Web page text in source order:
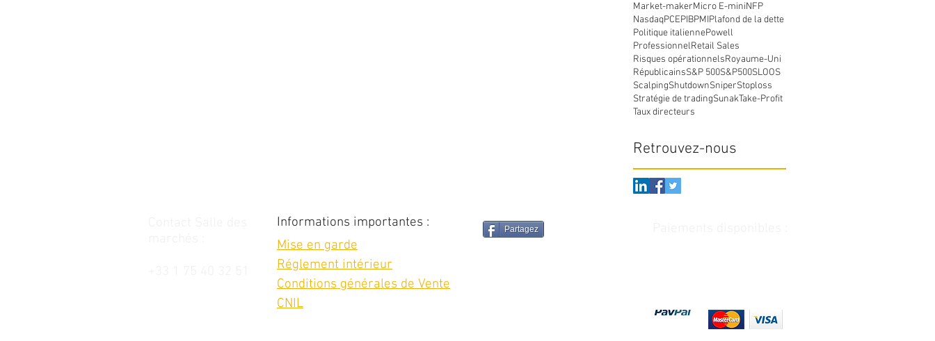
Market-makerMicro E-miniNFP
NasdaqPCEPIBPMIPlafond de la dette
Politique italiennePowell
ProfessionnelRetail Sales
Risques opérationnelsRoyaume-Uni
RépublicainsS&P 500S&P500SLOOS
ScalpingShutdownSniperStoploss
Stratégie de tradingSunakTake-Profit
Taux directeurs
Retrouvez-nous
Informations importantes :
Mise en garde
Réglement intérieur
Conditions générales de Vente
CNIL
Partagez